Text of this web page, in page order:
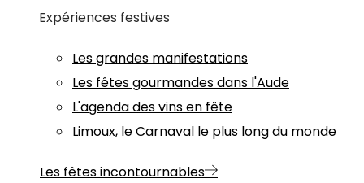
Expériences festives
Les grandes manifestations
Les fêtes gourmandes dans l'Aude
L'agenda des vins en fête
Limoux, le Carnaval le plus long du monde
Les fêtes incontournables